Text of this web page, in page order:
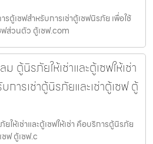
เซฟสำหรับการเช่าตู้เซฟนิรภัย เพื่อใช้
ส่วนตัว ตู้เซฟ.com
ตู้นิรภัยให้เช่าและตู้เซฟให้เช่า
ารเช่าตู้นิรภัยและเช่าตู้เซฟ ตู้
ให้เช่าและตู้เซฟให้เช่า คือบริการตู้นิรภัย
ซฟ ตู้เซฟ.c